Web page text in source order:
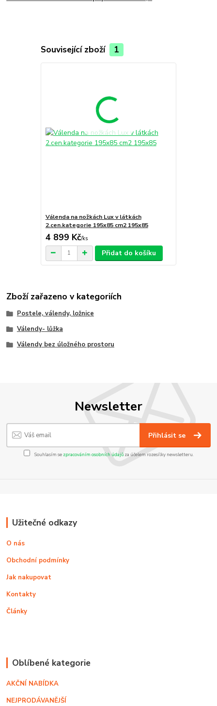
Související zboží 1
Válenda na nožkách Lux v látkách
2.cen.kategorie 195x85 cm2 195x85
4 899 Kč/ks
Přidat do košíku
Zboží zařazeno v kategoriích
Postele, válendy, ložnice
Válendy- lůžka
Válendy bez úložného prostoru
Newsletter
Přihlásit se
Souhlasím se zpracováním osobních údajůza účelem rozesílky newsletteru.
Užitečné odkazy
O nás
Obchodní podmínky
Jak nakupovat
Kontakty
Články
Oblíbené kategorie
AKČNÍ NABÍDKA
NEJPRODÁVANĚJŠÍ